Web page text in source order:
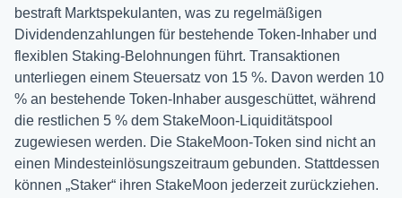
bestraft Marktspekulanten, was zu regelmäßigen
Dividendenzahlungen für bestehende Token-Inhaber und
flexiblen Staking-Belohnungen führt. Transaktionen
unterliegen einem Steuersatz von 15 %. Davon werden 10
% an bestehende Token-Inhaber ausgeschüttet, während
die restlichen 5 % dem StakeMoon-Liquiditätspool
zugewiesen werden. Die StakeMoon-Token sind nicht an
einen Mindesteinlösungszeitraum gebunden. Stattdessen
können „Staker“ ihren StakeMoon jederzeit zurückziehen.